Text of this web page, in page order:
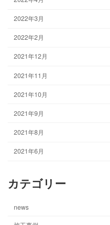
2022年3月
2022年2月
2021年12月
2021年11月
2021年10月
2021年9月
2021年8月
2021年6月
カテゴリー
news